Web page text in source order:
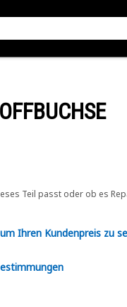
Teil passt oder ob es
Ihren Kundenpreis zu